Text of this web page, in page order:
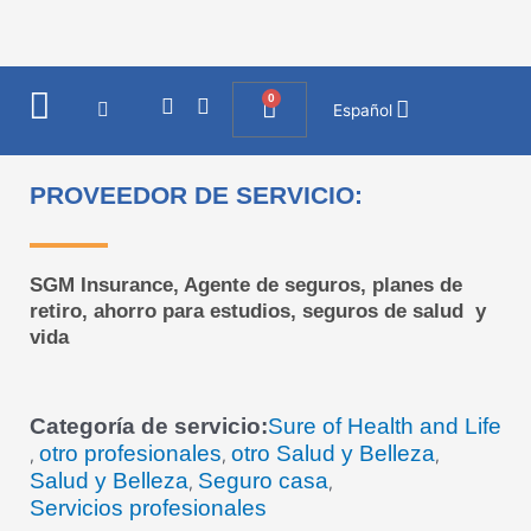
contenido
I
a
g
m
F
b
o
0
Cart Español
PROVEEDOR DE SERVICIO:
SGM Insurance, Agente de seguros, planes de
retiro, ahorro para estudios, seguros de salud y
vida
Categoría de servicio:Sure of Health and Life
, otro profesionales, otro Salud y Belleza,
Salud y Belleza, Seguro casa,
Servicios profesionales